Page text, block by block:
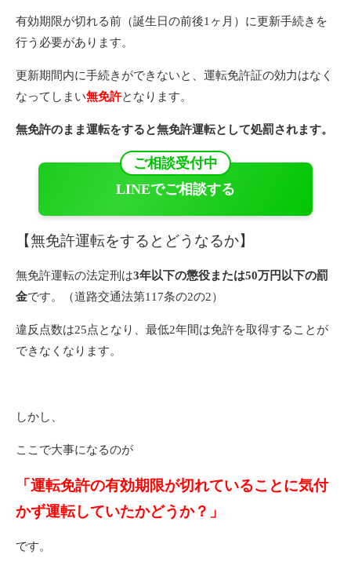
有効期限が切れる前（誕生日の前後1ヶ月）に更新手続きを
行う必要があります。
更新期間内に手続きができないと、運転免許証の効力はなく
なってしまい無免許となります。
無免許のまま運転をすると無免許運転として処罰されます。
ご相談受付中
LINEでご相談する
【無免許運転をするとどうなるか】
無免許運転の法定刑は3年以下の懲役または50万円以下の罰
金です。（道路交通法第117条の2の2）
違反点数は25点となり、最低2年間は免許を取得することが
できなくなります。
しかし、
ここで大事になるのが
「運転免許の有効期限が切れていることに気付
かず運転していたかどうか？」
です。